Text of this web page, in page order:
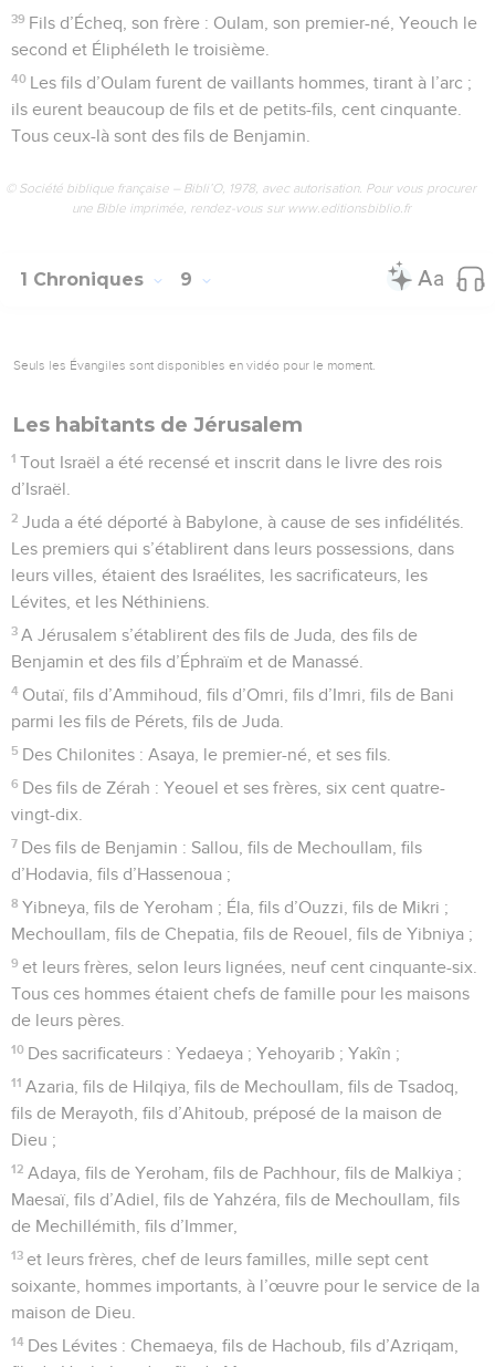
39 Fils d’Écheq, son frère : Oulam, son premier-né, Yeouch le
second et Éliphéleth le troisième.
40 Les fils d’Oulam furent de vaillants hommes, tirant à l’arc ;
ils eurent beaucoup de fils et de petits-fils, cent cinquante.
Tous ceux-là sont des fils de Benjamin.
© Société biblique française – Bibli’O, 1978, avec autorisation. Pour vous procurer
une Bible imprimée, rendez-vous sur www.editionsbiblio.fr
1 Chroniques 9
Seuls les Évangiles sont disponibles en vidéo pour le moment.
Les habitants de Jérusalem
1 Tout Israël a été recensé et inscrit dans le livre des rois
d’Israël.
2 Juda a été déporté à Babylone, à cause de ses infidélités.
Les premiers qui s’établirent dans leurs possessions, dans
leurs villes, étaient des Israélites, les sacrificateurs, les
Lévites, et les Néthiniens.
3 A Jérusalem s’établirent des fils de Juda, des fils de
Benjamin et des fils d’Éphraïm et de Manassé.
4 Outaï, fils d’Ammihoud, fils d’Omri, fils d’Imri, fils de Bani
parmi les fils de Pérets, fils de Juda.
5 Des Chilonites : Asaya, le premier-né, et ses fils.
6 Des fils de Zérah : Yeouel et ses frères, six cent quatre-
vingt-dix.
7 Des fils de Benjamin : Sallou, fils de Mechoullam, fils
d’Hodavia, fils d’Hassenoua ;
8 Yibneya, fils de Yeroham ; Éla, fils d’Ouzzi, fils de Mikri ;
Mechoullam, fils de Chepatia, fils de Reouel, fils de Yibniya ;
9 et leurs frères, selon leurs lignées, neuf cent cinquante-six.
Tous ces hommes étaient chefs de famille pour les maisons
de leurs pères.
10 Des sacrificateurs : Yedaeya ; Yehoyarib ; Yakîn ;
11 Azaria, fils de Hilqiya, fils de Mechoullam, fils de Tsadoq,
fils de Merayoth, fils d’Ahitoub, préposé de la maison de
Dieu ;
12 Adaya, fils de Yeroham, fils de Pachhour, fils de Malkiya ;
Maesaï, fils d’Adiel, fils de Yahzéra, fils de Mechoullam, fils
de Mechillémith, fils d’Immer,
13 et leurs frères, chef de leurs familles, mille sept cent
soixante, hommes importants, à l’œuvre pour le service de la
maison de Dieu.
14 Des Lévites : Chemaeya, fils de Hachoub, fils d’Azriqam,